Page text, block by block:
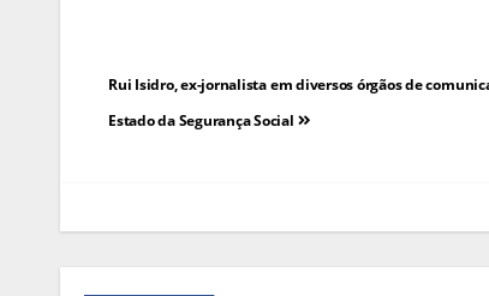
Navegação
de
Rui Isidro, ex-jornalista em diversos órgãos de
Estado da Segurança Social